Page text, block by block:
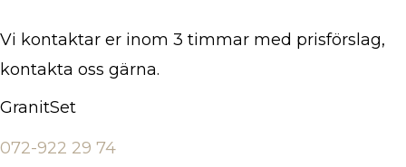
Vi kontaktar er inom 3 timmar med prisförslag,
kontakta oss gärna.
GranitSet
072-922 29 74